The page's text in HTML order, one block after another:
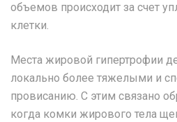
объемов происходит за счет
клетки.
Места жировой гипертрофии
локально более тяжелыми и
провисанию. С этим связано
когда комки жирового тела